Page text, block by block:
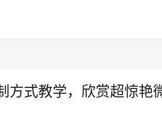
方式教学，欣赏超惊艳